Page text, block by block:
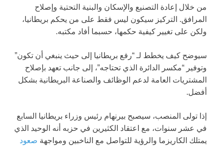
من خلال إعادة التصنيع والإسكان والبنية التحتية وإصلاح
المرافق. التركيز سيكون ليس فقط على من يحكم بريطانيا،
ولكن على تغيير كيفية حكمها، حسبما أفاد مكتبه.
سيوضح كيف يخطط لـ “رفع بريطانيا إلى حيث ينبغي أن تكون”
وتوفير “مكسر الدائرة الذي تحتاجه”، إلى جانب تعهد بإصلاح
المشتريات العامة لدعم الوظائف والصناعة البريطانية بشكل
أفضل.
إذا تولى المنصب، سيصبح بيرنهام رئيس وزراء بريطانيا السابع
في عشر سنوات، مع اعتقاد الكثيرين في حزبه أنه الوحيد الذي
يمتلك الكاريزما والرؤية للتواصل مع الناخبين ومواجهة صعود